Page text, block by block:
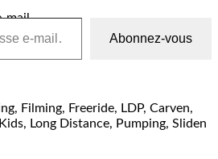
mail…
Abonnez-vous
Filming, Freeride, LDP, Carven,
Long Distance, Pumping, Sliden